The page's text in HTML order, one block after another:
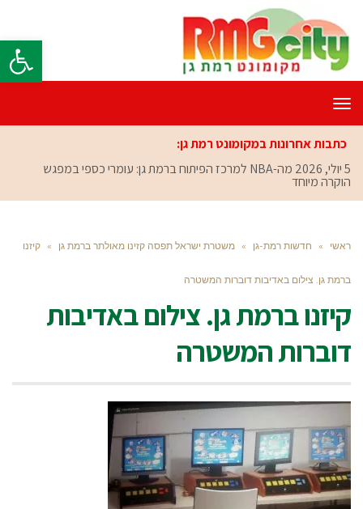
פתח
תפריט
כתבות אחרונות במקומונט רמת גן:
5 יולי, 2026
מה-NBA למרכז הפיתוח ברמת גן: עומרי כספי במפגש
הוקרה מיוחד
ראשי » חדשות רמת-גן » משטרת ישראל תפסה קזינו מאולתר ברמת גן » קיזנו
ברמת גן. צילום באדיבות דוברות המשטרה
קיזנו ברמת גן. צילום באדיבות
דוברות המשטרה